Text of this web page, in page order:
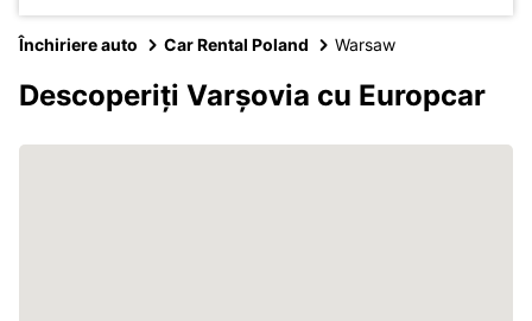
Închiriere auto Car Rental Poland Warsaw
Descoperiți Varșovia cu Europcar